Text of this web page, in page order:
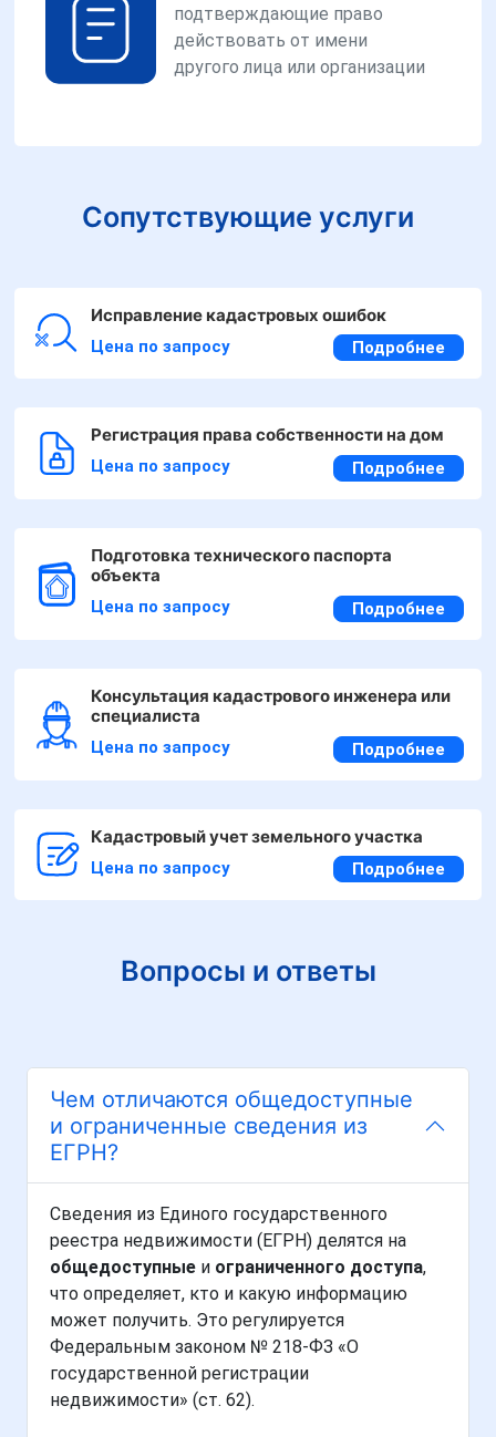
подтверждающие право
действовать от имени
другого лица или организации
Сопутствующие услуги
Исправление кадастровых ошибок
Цена по запросу Подробнее
Регистрация права собственности на дом
Цена по запросу Подробнее
Подготовка технического паспорта
объекта
Цена по запросу Подробнее
Консультация кадастрового инженера или
специалиста
Цена по запросу Подробнее
Кадастровый учет земельного участка
Цена по запросу Подробнее
Вопросы и ответы
Чем отличаются общедоступные
и ограниченные сведения из
ЕГРН?
Сведения из Единого государственного
реестра недвижимости (ЕГРН) делятся на
общедоступные и ограниченного доступа,
что определяет, кто и какую информацию
может получить. Это регулируется
Федеральным законом № 218-ФЗ «О
государственной регистрации
недвижимости» (ст. 62).